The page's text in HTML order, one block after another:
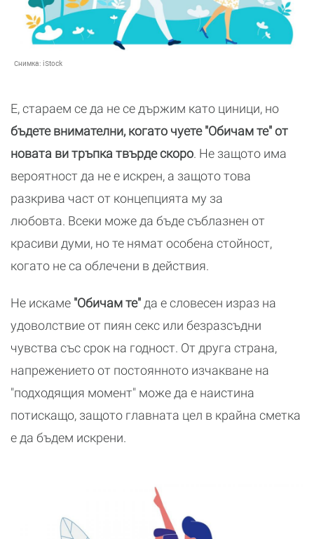
Снимка: iStock
Е, стараем се да не се държим като циници, но
бъдете внимателни, когато чуете "Обичам те" от
новата ви тръпка твърде скоро. Не защото има
вероятност да не е искрен, а защото това
разкрива част от концепцията му за
любовта. Всеки може да бъде съблазнен от
красиви думи, но те нямат особена стойност,
когато не са облечени в действия.
Не искаме "Обичам те" да е словесен израз на
удоволствие от пиян секс или безразсъдни
чувства със срок на годност. От друга страна,
напрежението от постоянното изчакване на
"подходящия момент" може да е наистина
потискащо, защото главната цел в крайна сметка
е да бъдем искрени.